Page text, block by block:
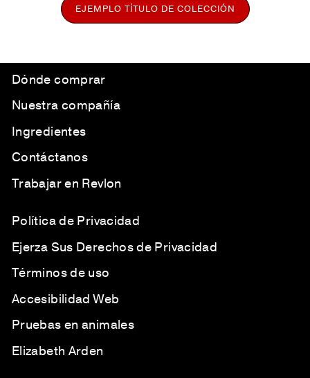
EJEMPLO TÍTULO DE COLECCIÓN
Dónde comprar
Nuestra compañía
Ingredientes
Contáctanos
Trabajar en Revlon
Política de Privacidad
Ejerza Sus Derechos de Privacidad
Términos de uso
Accesibilidad Web
Pruebas en animales
Elizabeth Arden